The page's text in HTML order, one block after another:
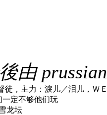
由
徒，主力：淚儿／泪儿，
定不够他们玩
龙坛